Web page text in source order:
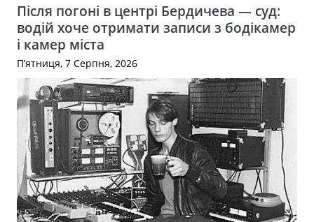
Після погоні в центрі Бердичева — суд:
водій хоче отримати записи з бодікамер
і камер міста
П’ятниця, 7 Серпня, 2026